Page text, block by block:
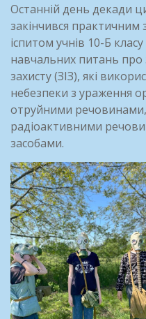
Останній день декади
закінчився практичним
іспитом учнів 10-Б
навчальних питань про
захисту (ЗІЗ), які
небезпеки з ураження
отруйними
радіоактивними
засобами.